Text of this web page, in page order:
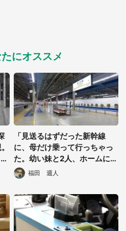
にオススメ
「見送るはずだった新幹線
に、母だけ乗って行っちゃっ
た。幼い妹と2人、ホームに取
り残されて...」（大阪府・50
代女性）
福田 週人